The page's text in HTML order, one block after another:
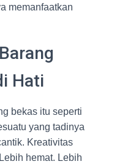
memanfaatkan
Hati
bekas itu seperti
yang tadinya
Kreativitas
hemat. Lebih